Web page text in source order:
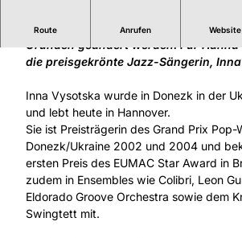
Route Anrufen Website
Die Besetzung des Konzertes musste
Gründen geändert werden. Für
die preisgekrönte Jazz-Sängerin,
Inna Vysotska wurde in Donezk in der
und lebt heute in Hannover.
Sie ist Preisträgerin des Grand Prix
Donezk/Ukraine 2002 und 2004 und
ersten Preis des EUMAC Star Award in
zudem in Ensembles wie Colibri, Leon
Eldorado Groove Orchestra sowie dem
Swingtett mit.